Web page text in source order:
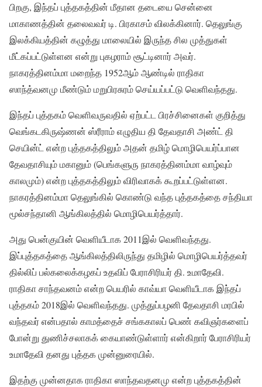
பிறகு, இந்தப் புத்தகத்தின் மீதான தடையை சென்னை
மாகாணத்தின் தலைவவர் டி. பிரகாசம் விலக்கினார். தெலுங்கு
இலக்கியத்தின் கழுத்து மாலையில் இருந்த சில முத்துகள்
மீட்கப்பட்டுள்ளன என்று புகழராம் சூட்டினார் அவர்.
நாகரத்தினம்மா மறைந்த 1952ஆம் ஆண்டில் ராதிகா
ஸாந்த்வனமு மீண்டும் மறுபிரசுரம் செய்யப்பட்டு வெளிவந்தது.
இந்தப் புத்தகம் வெளிவருவதில் ஏற்பட்ட பிரச்சினைகள் குறித்து
வெங்கடகிருஷ்ணன் ஸ்ரீராம் எழுதிய தி தேவதாசி அண்ட் தி
செயின்ட் என்ற புத்தகத்திலும் அதன் தமிழ் மொழிபெயர்ப்பான
தேவதாசியும் மகானும் (பெங்களுரு நாகரத்தினம்மா வாழ்வும்
காலமும்) என்ற புத்தகத்திலும் விரிவாகக் கூறப்பட்டுள்ளன.
நாகரத்தினம்மா தெலுங்கில் கொண்டு வந்த புத்தகத்தை சந்தியா
மூல்சந்தானி ஆங்கிலத்தில் மொழிபெயர்த்தார்.
அது பென்குயின் வெளியீடாக 2011இல் வெளிவந்தது.
இப்புத்தகத்தை ஆங்கிலத்திலிருந்து தமிழில் மொழிபெயர்த்தவர்
தில்லிப் பல்கலைக்கழகப் உதவிப் பேராசிரியர் தி. உமாதேவி.
ராதிகா சாந்தவனம் என்ற பெயரில் காவ்யா வெளியீடாக இந்தப்
புத்தகம் 2018இல் வெளிவந்தது. முத்துப்பழனி தேவதாசி மரபில்
வந்தவர் என்பதால் காமத்தைச் சங்ககாலப் பெண் கவிஞர்களைப்
போன்று துணிச்சலாகக் கையாண்டுள்ளார் என்கிறார் பேராசிரியர்
உமாதேவி தனது புத்தக முன்னுரையில்.
இதற்கு முன்னதாக ராதிகா ஸாந்தவதனமு என்ற புத்தகத்தின்